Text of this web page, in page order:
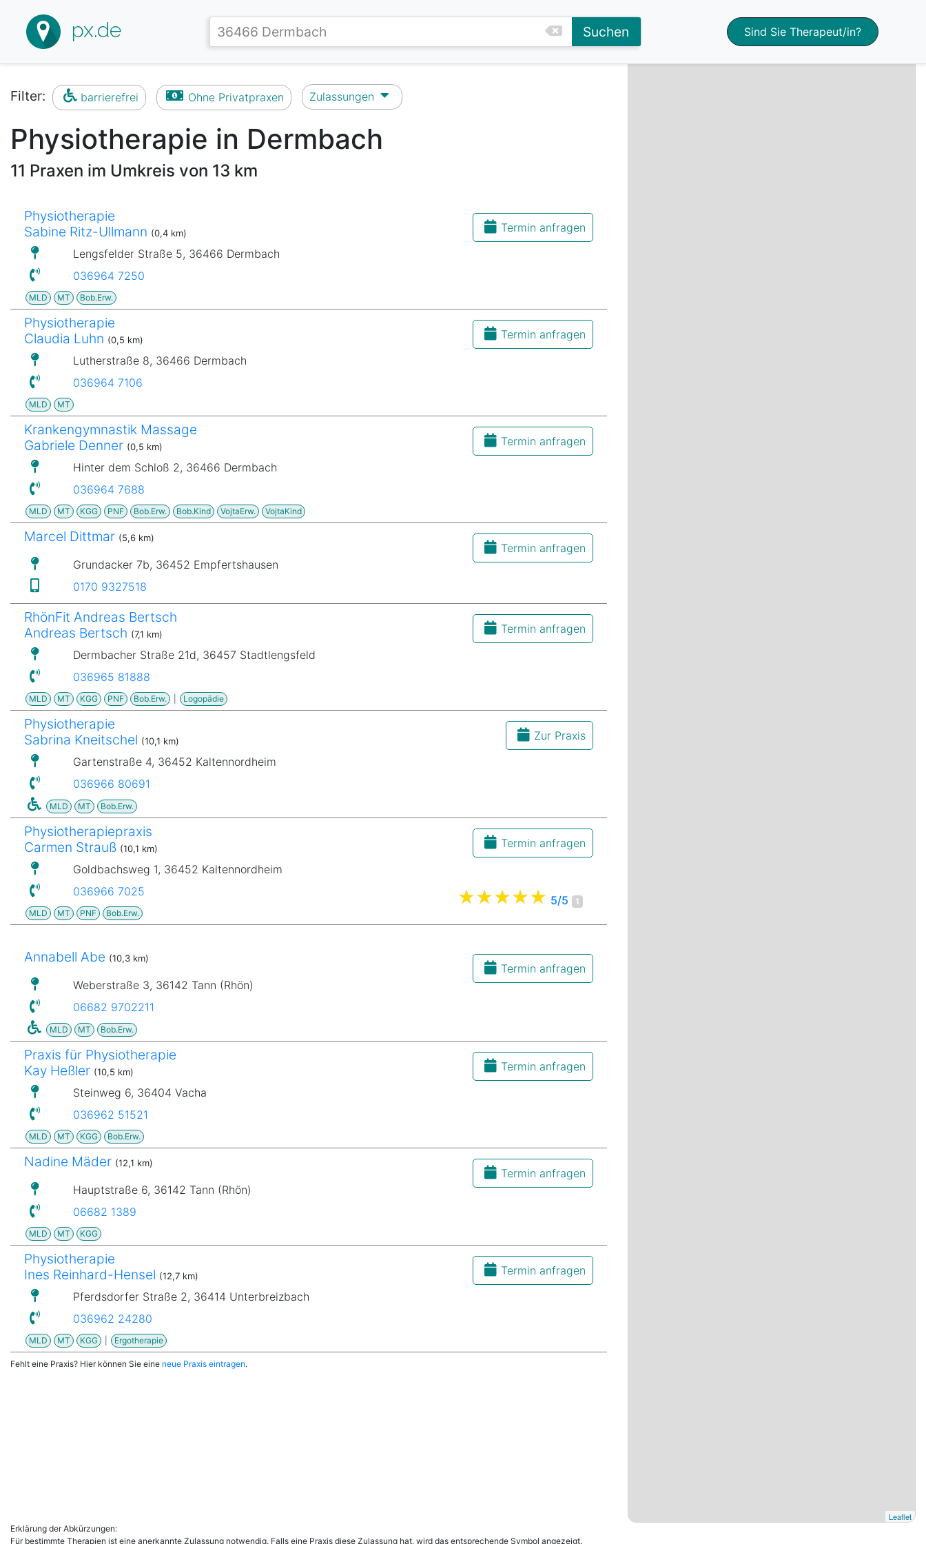
px.de Suchen Sind Sie Therapeut/in?
Filter: barrierefrei Ohne Privatpraxen Zulassungen
Physiotherapie in Dermbach
11 Praxen im Umkreis von 13 km
Physiotherapie
Sabine Ritz-Ullmann (0,4 km)
Termin anfragen
Lengsfelder Straße 5, 36466 Dermbach
036964 7250
MLD MT Bob.Erw.
Physiotherapie
Claudia Luhn (0,5 km)
Termin anfragen
Lutherstraße 8, 36466 Dermbach
036964 7106
MLD MT
Krankengymnastik Massage
Gabriele Denner (0,5 km)
Termin anfragen
Hinter dem Schloß 2, 36466 Dermbach
036964 7688
MLD MT KGG PNF Bob.Erw. Bob.Kind VojtaErw. VojtaKind
Marcel Dittmar (5,6 km)
Termin anfragen
Grundacker 7b, 36452 Empfertshausen
0170 9327518
RhönFit Andreas Bertsch
Andreas Bertsch (7,1 km)
Termin anfragen
Dermbacher Straße 21d, 36457 Stadtlengsfeld
036965 81888
MLD MT KGG PNF Bob.Erw. Logopädie
Physiotherapie
Sabrina Kneitschel (10,1 km)
Zur Praxis
Gartenstraße 4, 36452 Kaltennordheim
036966 80691
MLD MT Bob.Erw.
Physiotherapiepraxis
Carmen Strauß (10,1 km)
Termin anfragen
Goldbachsweg 1, 36452 Kaltennordheim
036966 7025
MLD MT PNF Bob.Erw.
5/5 1
Annabell Abe (10,3 km)
Termin anfragen
Weberstraße 3, 36142 Tann (Rhön)
06682 9702211
MLD MT Bob.Erw.
Praxis für Physiotherapie
Kay Heßler (10,5 km)
Termin anfragen
Steinweg 6, 36404 Vacha
036962 51521
MLD MT KGG Bob.Erw.
Nadine Mäder (12,1 km)
Termin anfragen
Hauptstraße 6, 36142 Tann (Rhön)
06682 1389
MLD MT KGG
Physiotherapie
Ines Reinhard-Hensel (12,7 km)
Termin anfragen
Pferdsdorfer Straße 2, 36414 Unterbreizbach
036962 24280
MLD MT KGG Ergotherapie
Fehlt eine Praxis? Hier können Sie eine neue Praxis eintragen.
Leaflet
Erklärung der Abkürzungen:
Für bestimmte Therapien ist eine anerkannte Zulassung notwendig. Falls eine Praxis diese Zulassung hat, wird das entsprechende Symbol angezeigt.